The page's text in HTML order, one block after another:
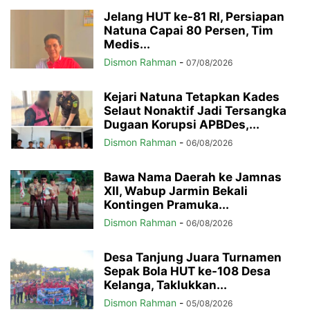
Jelang HUT ke-81 RI, Persiapan
Natuna Capai 80 Persen, Tim
Medis...
Dismon Rahman - 07/08/2026
Kejari Natuna Tetapkan Kades
Selaut Nonaktif Jadi Tersangka
Dugaan Korupsi APBDes,...
Dismon Rahman - 06/08/2026
Bawa Nama Daerah ke Jamnas
XII, Wabup Jarmin Bekali
Kontingen Pramuka...
Dismon Rahman - 06/08/2026
Desa Tanjung Juara Turnamen
Sepak Bola HUT ke-108 Desa
Kelanga, Taklukkan...
Dismon Rahman - 05/08/2026